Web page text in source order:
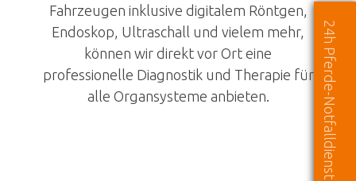
Fahrzeugen inklusive digitalem Röntgen,
Endoskop, Ultraschall und vielem mehr,
können wir direkt vor Ort eine
professionelle Diagnostik und Therapie für
alle Organsysteme anbieten.
24h Pferde-Notfalldienst